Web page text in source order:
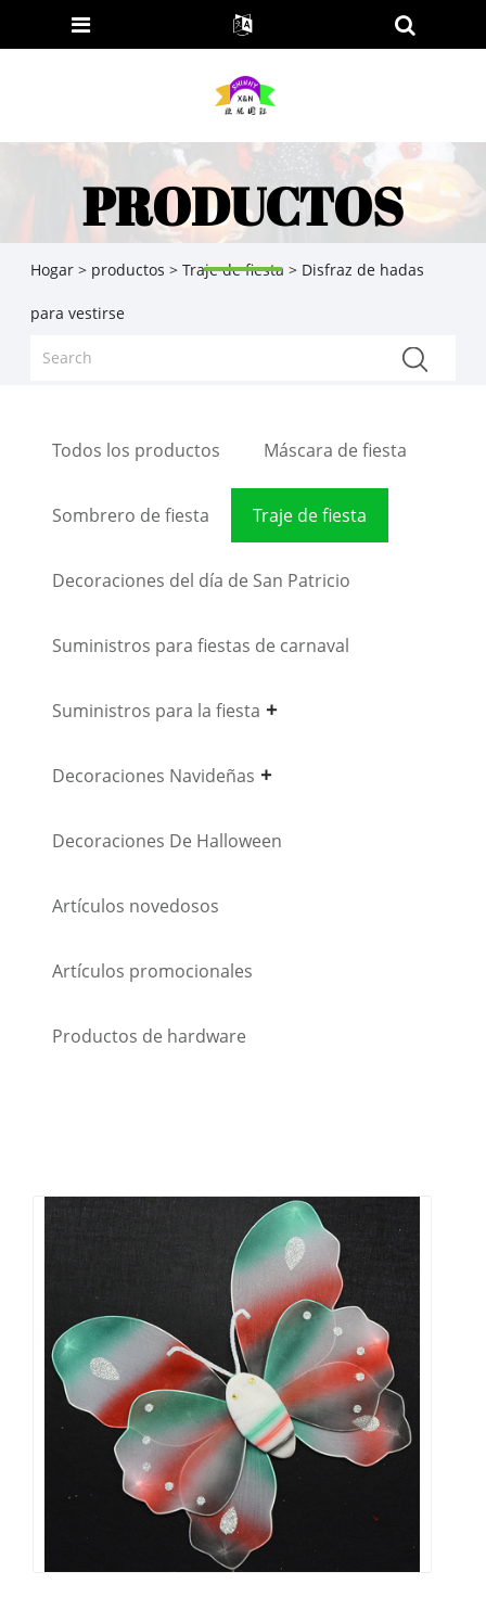
PRODUCTOS
Hogar > productos > Traje de fiesta > Disfraz de hadas
para vestirse
Todos los productos Máscara de fiesta
Sombrero de fiesta Traje de fiesta
Decoraciones del día de San Patricio
Suministros para fiestas de carnaval
Suministros para la fiesta
Decoraciones Navideñas
Decoraciones De Halloween
Artículos novedosos
Artículos promocionales
Productos de hardware